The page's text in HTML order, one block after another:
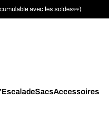
avec les soldes👀)
SacsAccessoires